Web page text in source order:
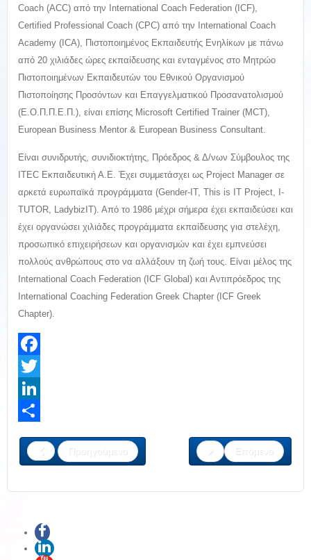
Coach (ACC) από την International Coach Federation (ICF),
Certified Professional Coach (CPC) από την International Coach
Academy (ICA), Πιστοποιημένος Εκπαιδευτής Ενηλίκων με πάνω
από 20 χιλιάδες ώρες εκπαίδευσης και ενταγμένος στο Μητρώο
Πιστοποιημένων Εκπαιδευτών του Εθνικού Οργανισμού
Πιστοποίησης Προσόντων και Επαγγελματικού Προσανατολισμού
(Ε.Ο.Π.Π.Ε.Π.), είναι επίσης Microsoft Certified Trainer (MCT),
European Business Mentor & European Business Consultant.
Eίναι συνιδρυτής, συνιδιοκτήτης, Πρόεδρος & Δ/νων Σύμβουλος της
ITEC Εκπαιδευτική Α.Ε. Έχει συμμετάσχει ως Project Manager σε
αρκετά ευρωπαϊκά προγράμματα (Gender-IT, This is IT Project, I-
TUTOR, LadybizIT). Από το 1986 μέχρι σήμερα έχει εκπαιδεύσει και
έχει οργανώσει χιλιάδες προγράμματα εκπαίδευσης για στελέχη,
προσωπικό επιχειρήσεων και οργανισμών και έχει εμπνεύσει
πολλούς ανθρώπους στο να αλλάξουν τη ζωή τους. Είναι μέλος της
International Coach Federation (ICF Global) και Αντιπρόεδρος της
International Coaching Federation Greek Chapter (ICF Greek
Chapter).
Facebook
Twitter
LinkedIn
Προηγούμενο
Επόμενο